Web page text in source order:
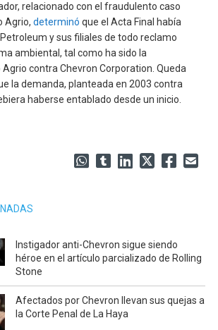
relacionado con el fraudulento caso
Agrio,determinóque el Acta Final había
y sus filiales de todo reclamo
ambiental, tal como ha sido la
contra Chevron Corporation. Queda
la demanda, planteada en 2003 contra
haberse entablado desde un inicio.
Instigador anti-Chevron sigue siendo
héroe en el artículo parcializado de Rolling
Stone
Afectados por Chevron llevan sus quejas a
la Corte Penal de La Haya